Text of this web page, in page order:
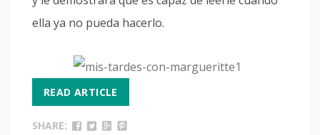
ella ya no pueda hacerlo.
READ ARTICLE
SHARE: